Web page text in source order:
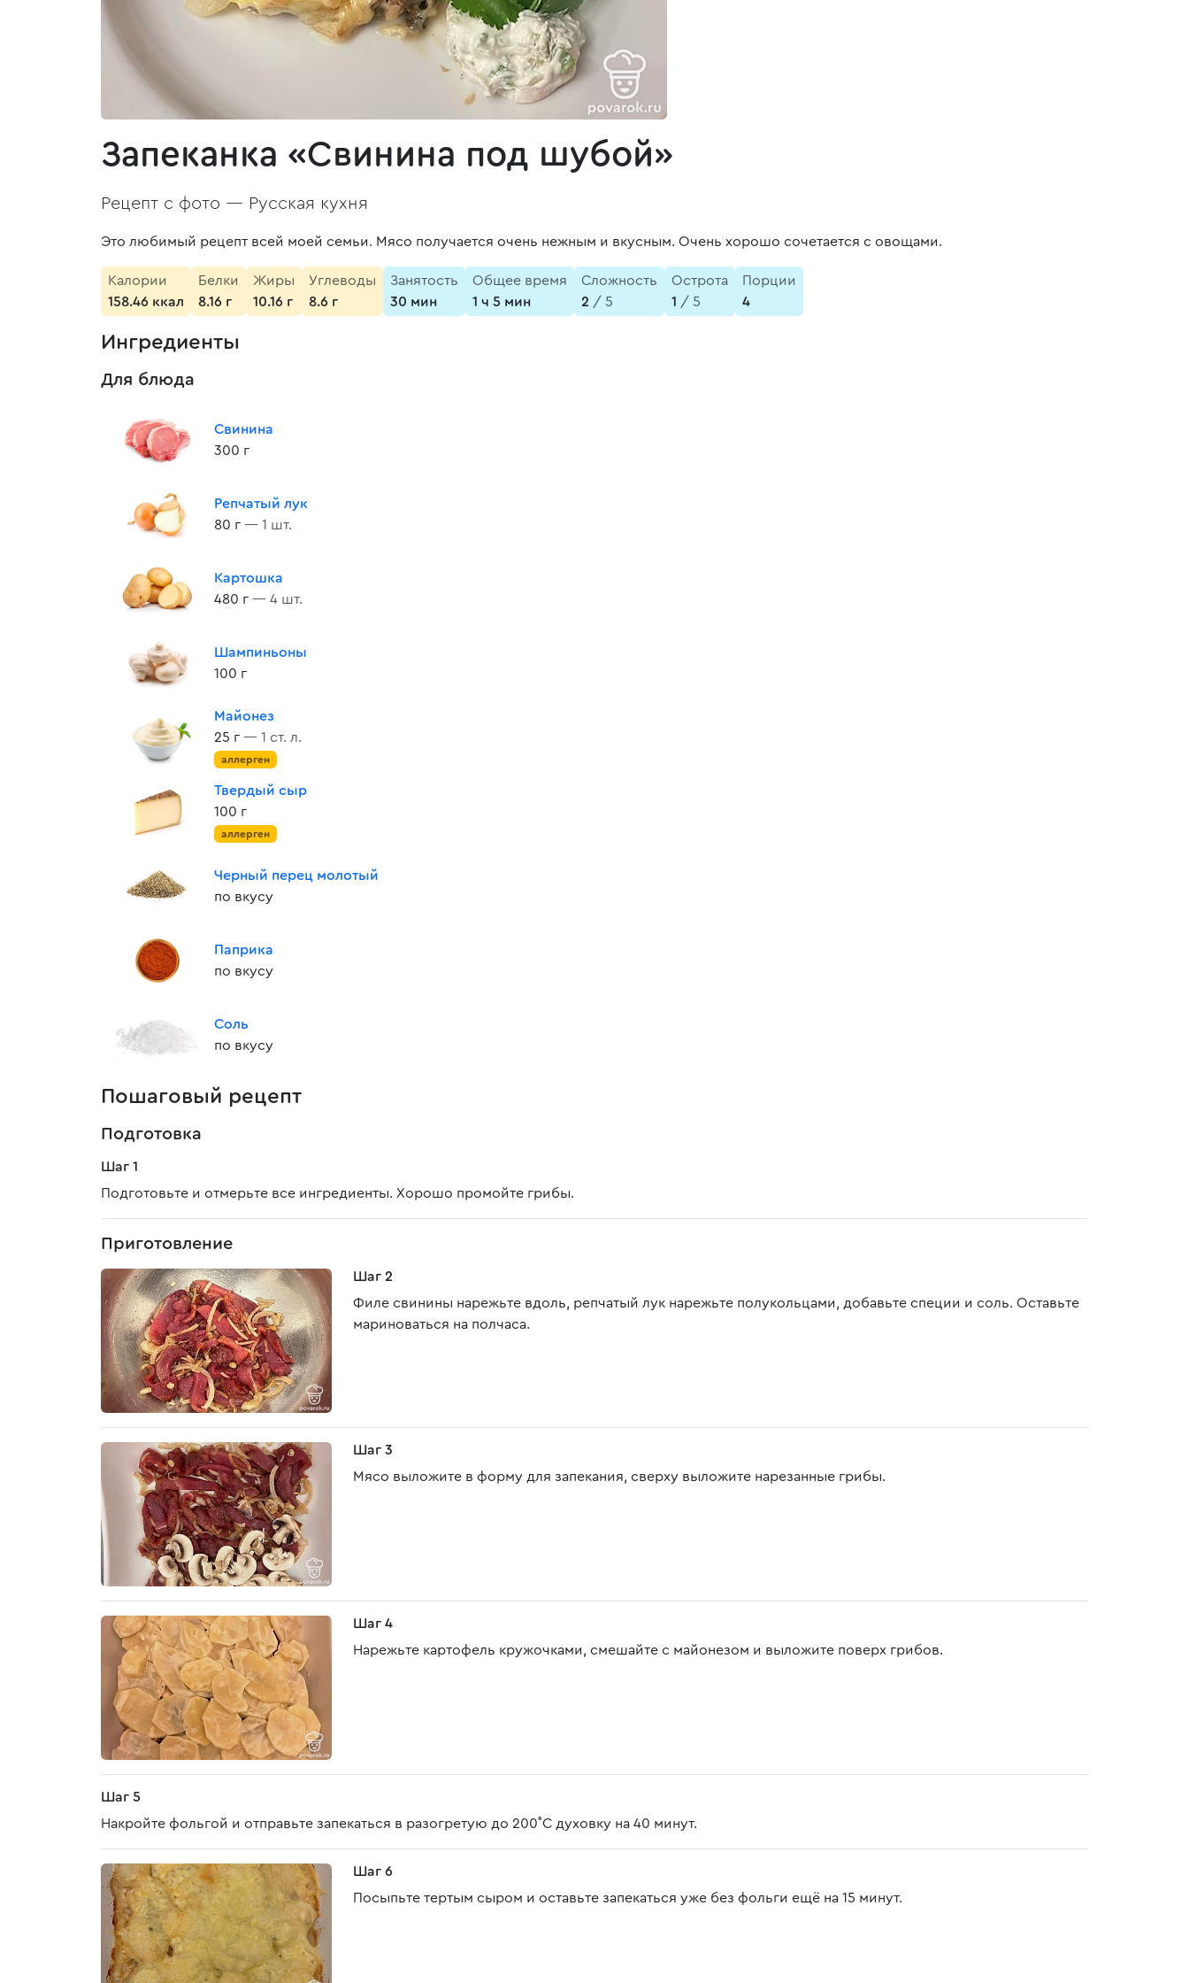
Запеканка «Свинина под шубой»
Рецепт с фото — Русская кухня
Это любимый рецепт всей моей семьи. Мясо получается очень нежным и вкусным. Очень хорошо сочетается с овощами.
Калории
158.46 ккал
Белки
8.16 г
Жиры
10.16 г
Углеводы
8.6 г
Занятость
30 мин
Общее время
1 ч 5 мин
Сложность
2 / 5
Острота
1 / 5
Порции
4
Ингредиенты
Для блюда
Свинина
300 г
Репчатый лук
80 г — 1 шт.
Картошка
480 г — 4 шт.
Шампиньоны
100 г
Майонез
25 г — 1 ст. л.
аллерген
Твердый сыр
100 г
аллерген
Черный перец молотый
по вкусу
Паприка
по вкусу
Соль
по вкусу
Пошаговый рецепт
Подготовка
Шаг 1
Подготовьте и отмерьте все ингредиенты. Хорошо промойте грибы.
Приготовление
Шаг 2
Филе свинины нарежьте вдоль, репчатый лук нарежьте полукольцами, добавьте специи и соль. Оставьте
мариноваться на полчаса.
Шаг 3
Мясо выложите в форму для запекания, сверху выложите нарезанные грибы.
Шаг 4
Нарежьте картофель кружочками, смешайте с майонезом и выложите поверх грибов.
Шаг 5
Накройте фольгой и отправьте запекаться в разогретую до 200˚C духовку на 40 минут.
Шаг 6
Посыпьте тертым сыром и оставьте запекаться уже без фольги ещё на 15 минут.